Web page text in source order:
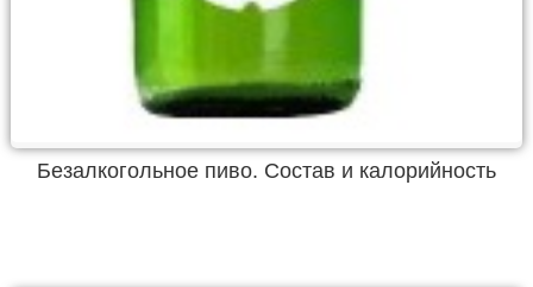
Безалкогольное пиво. Состав и калорийность